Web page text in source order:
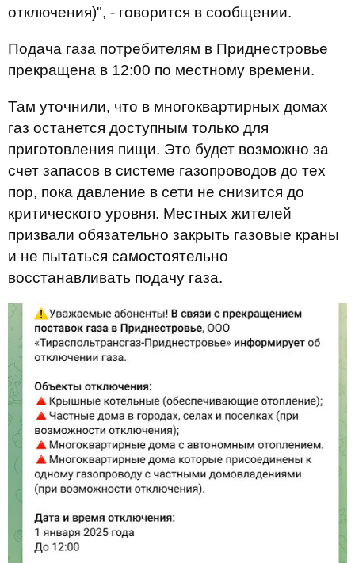
отключения)", - говорится в сообщении.
Подача газа потребителям в Приднестровье
прекращена в 12:00 по местному времени.
Там уточнили, что в многоквартирных домах
газ останется доступным только для
приготовления пищи. Это будет возможно за
счет запасов в системе газопроводов до тех
пор, пока давление в сети не снизится до
критического уровня. Местных жителей
призвали обязательно закрыть газовые краны
и не пытаться самостоятельно
восстанавливать подачу газа.